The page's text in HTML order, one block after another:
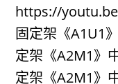
https://
固定架《A1U1
定架《A2M1》
定架《A2M1》